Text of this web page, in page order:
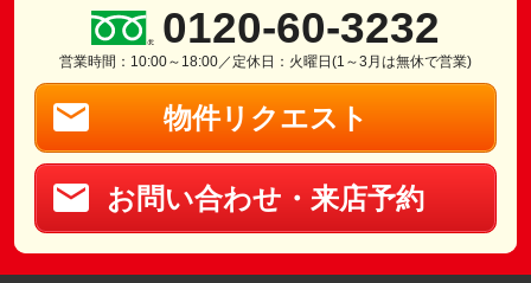
0120-60-3232
営業時間：10:00～18:00／定休日：火曜日(1～3月は無休で営業)
物件リクエスト
お問い合わせ・来店予約